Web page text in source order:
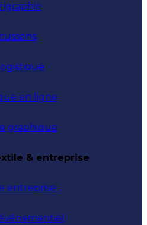
en ligne
graphique
& entreprise
entreprise